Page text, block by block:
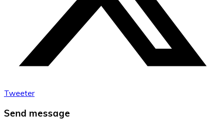
Tweeter
Send message